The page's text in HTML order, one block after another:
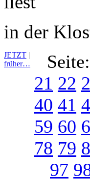
in der
JETZT |
früher…
Seite:
21 22
40 41
59 60
78 79
97